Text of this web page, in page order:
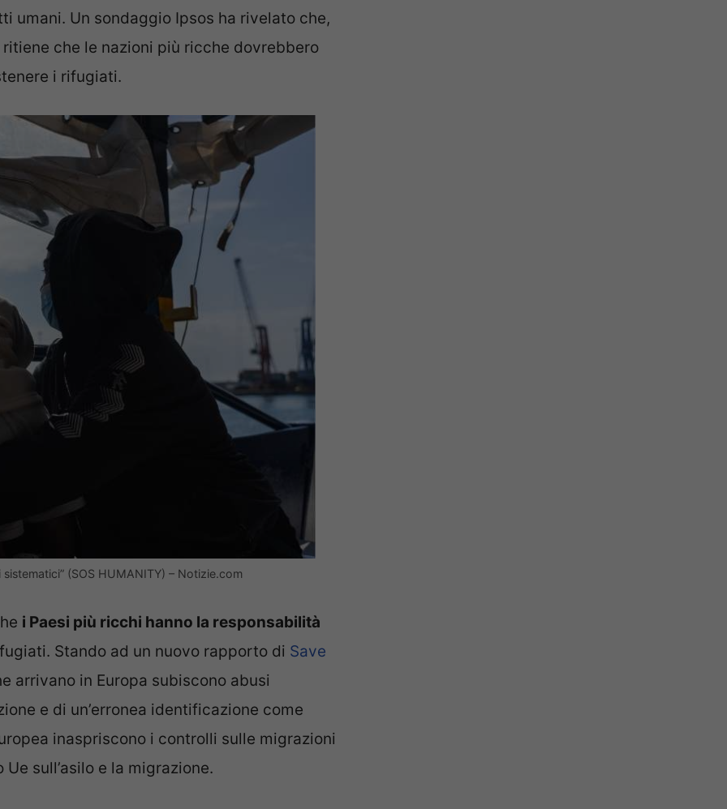
umani. Un sondaggio Ipsos ha rivelato che,
che le nazioni più ricche dovrebbero
i rifugiati.
(SOS HUMANITY) – Notizie.com
i Paesi più ricchi hanno la responsabilità
Stando ad un nuovo rapporto di Save
arrivano in Europa subiscono abusi
e di un’erronea identificazione come
inaspriscono i controlli sulle migrazioni
sull’asilo e la migrazione.